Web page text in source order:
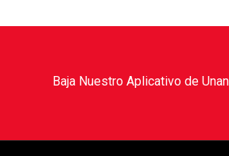
Baja Nuestro Aplicativo de